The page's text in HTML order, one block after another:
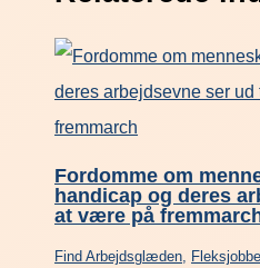
Fordomme om
handicap og deres
at være på
Find Arbejdsglæden